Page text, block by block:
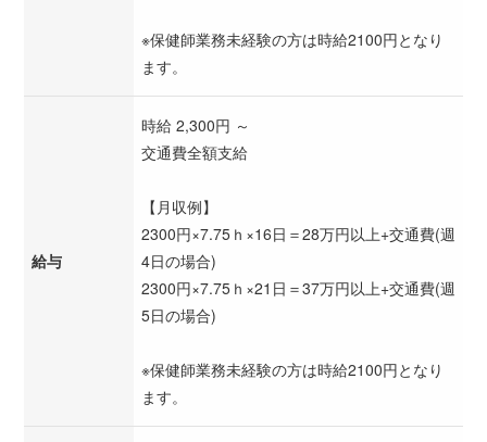
※保健師業務未経験の方は時給2100円となり
ます。
給与
時給 2,300円 ～
交通費全額支給
【月収例】
2300円×7.75ｈ×16日＝28万円以上+交通費(週
4日の場合)
2300円×7.75ｈ×21日＝37万円以上+交通費(週
5日の場合)
※保健師業務未経験の方は時給2100円となり
ます。